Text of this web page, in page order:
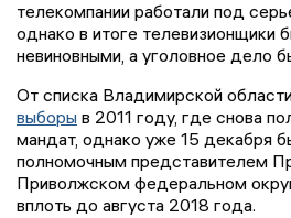
телекомпании работали под
однако в итоге телевизионщики
невиновными, а уголовное дело
От списка Владимирской
выборы в 2011 году, где снова
мандат, однако уже 15 декабря
полномочным представителем
Приволжском федеральном
вплоть до августа 2018 года.